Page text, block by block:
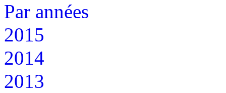
Par années
2015
2014
2013